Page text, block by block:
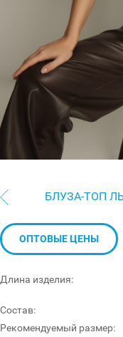
БЛУЗА-ТОП
Длина изделия:
Состав:
Рекомендуемый размер:
ОПТОВЫЕ ЦЕНЫ